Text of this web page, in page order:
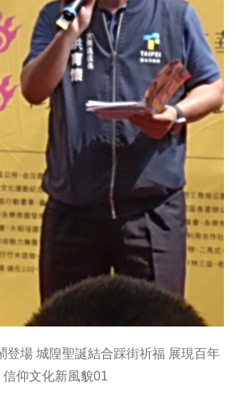
登場 城隍聖誕結合踩街祈福 展現百年
信仰文化新風貌01